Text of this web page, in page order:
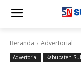
Beranda Advertorial
Advertorial Kabupaten